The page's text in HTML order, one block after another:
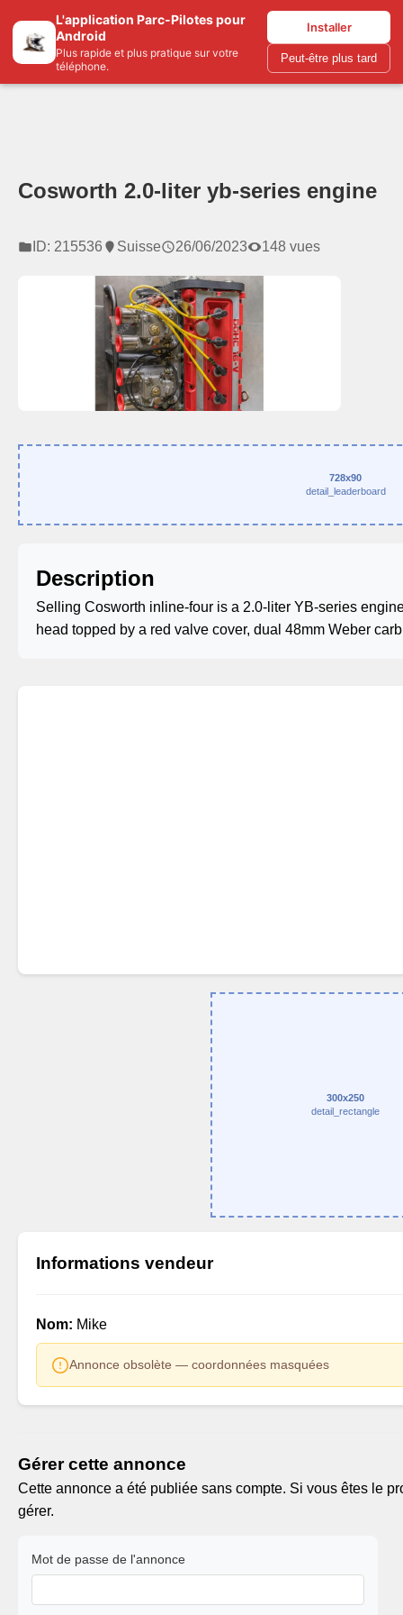
L'application Parc-Pilotes pour
Android
Plus rapide et plus pratique sur votre
téléphone.
Installer
Peut-être plus tard
Parc-pilotes.com
Cosworth 2.0-liter yb-series engine
ID: 215536 Suisse 26/06/2023 148 vues
728x90
detail_leaderboard
Description
Selling Cosworth inline-four is a 2.0-liter YB-series
head topped by a red valve cover, dual 48mm Weber
300x250
detail_rectangle
Informations vendeur
Nom: Mike
Annonce obsolète — coordonnées masquées
Gérer cette annonce
Cette annonce a été publiée sans compte. Si vous êtes le
gérer.
Mot de passe de l'annonce